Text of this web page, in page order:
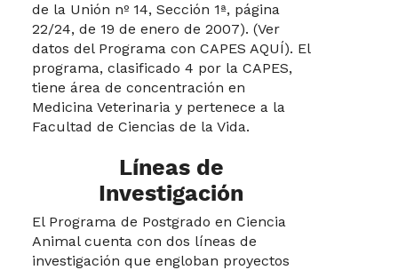
de la Unión nº 14, Sección 1ª, página
22/24, de 19 de enero de 2007). (Ver
datos del Programa con CAPES AQUÍ). El
programa, clasificado 4 por la CAPES,
tiene área de concentración en
Medicina Veterinaria y pertenece a la
Facultad de Ciencias de la Vida.
Líneas de
Investigación
El Programa de Postgrado en Ciencia
Animal cuenta con dos líneas de
investigación que engloban proyectos